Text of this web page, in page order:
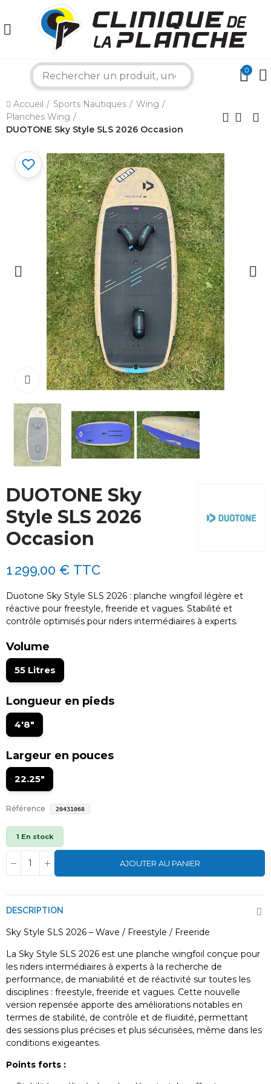
0
Accueil Sports Nautiques
Wing
Planches Wing
DUOTONE Sky Style SLS 2026 Occasion
Cliquez pour agrandir
DUOTONE Sky
Style SLS 2026
Occasion
1 299,00 € TTC
Duotone Sky Style SLS 2026 : planche wingfoil légère et
réactive pour freestyle, freeride et vagues. Stabilité et
contrôle optimisés pour riders intermédiaires à experts.
Volume
55 Litres
Longueur en pieds
4'8"
Largeur en pouces
22.25"
Référence 20431068
1 En stock
AJOUTER AU PANIER
DESCRIPTION
Sky Style SLS 2026 – Wave / Freestyle / Freeride
La Sky Style SLS 2026 est une planche wingfoil conçue pour
les riders intermédiaires à experts à la recherche de
performance, de maniabilité et de réactivité sur toutes les
disciplines : freestyle, freeride et vagues. Cette nouvelle
version repensée apporte des améliorations notables en
termes de stabilité, de contrôle et de fluidité, permettant
des sessions plus précises et plus sécurisées, même dans les
conditions exigeantes.
Points forts :
Bonjour ! Je suis votre expert nautique.